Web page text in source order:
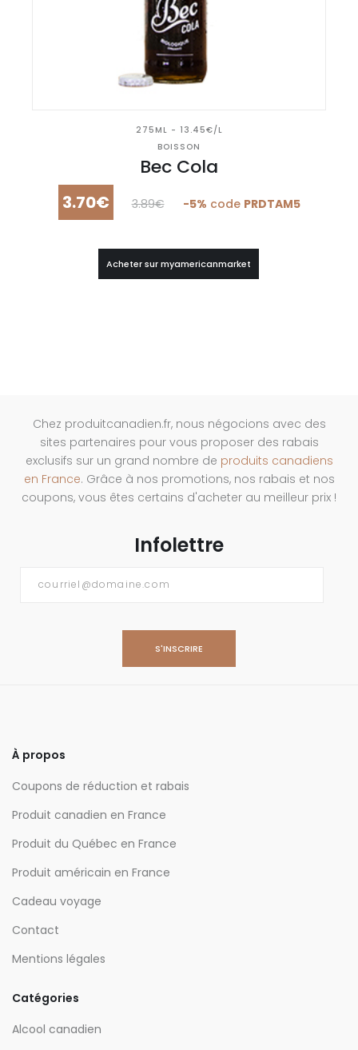
275ML - 13.45€/L
BOISSON
Bec Cola
3.70€ 3.89€ -5% code PRDTAM5
Acheter sur myamericanmarket
Chez produitcanadien.fr, nous négocions avec des
sites partenaires pour vous proposer des rabais
exclusifs sur un grand nombre de produits canadiens
en France. Grâce à nos promotions, nos rabais et nos
coupons, vous êtes certains d'acheter au meilleur prix !
Infolettre
À propos
Coupons de réduction et rabais
Produit canadien en France
Produit du Québec en France
Produit américain en France
Cadeau voyage
Contact
Mentions légales
Catégories
Alcool canadien